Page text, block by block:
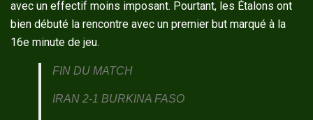
avec un effectif moins imposant. Pourtant, les Étalons ont
bien débuté la rencontre avec un premier but marqué à la
16e minute de jeu.
FIN DU MATCH
IRAN 2-1 BURKINA FASO